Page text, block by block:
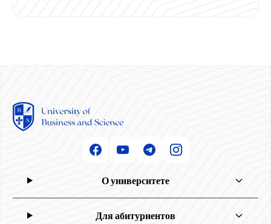
О университете
Для абитуриентов